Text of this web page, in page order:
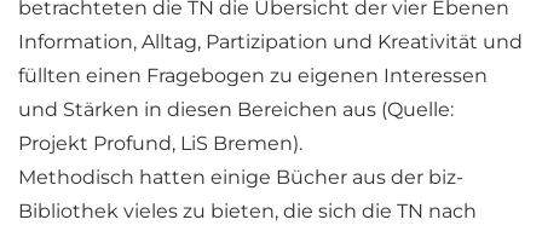
betrachteten die TN die Übersicht der vier Ebenen
Information, Alltag, Partizipation und Kreativität und
füllten einen Fragebogen zu eigenen Interessen
und Stärken in diesen Bereichen aus (Quelle:
Projekt Profund, LiS Bremen).
Methodisch hatten einige Bücher aus der biz-
Bibliothek vieles zu bieten, die sich die TN nach